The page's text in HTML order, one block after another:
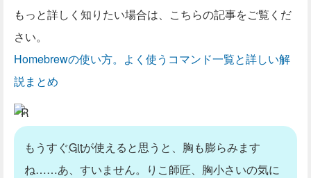
もっと詳しく知りたい場合は、こちらの記事をご覧くだ
さい。
Homebrewの使い方。よく使うコマンド一覧と詳しい解
説まとめ
R
もうすぐGitが使えると思うと、胸も膨らみます
ね……あ、すいません。りこ師匠、胸小さいの気に